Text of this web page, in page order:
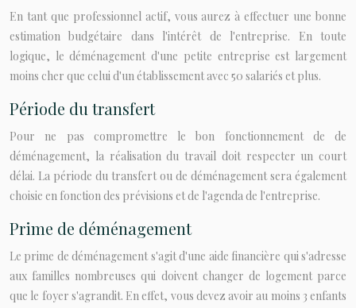
En tant que professionnel actif, vous aurez à effectuer une bonne
estimation budgétaire dans l'intérêt de l'entreprise. En toute
logique, le déménagement d'une petite entreprise est largement
moins cher que celui d'un établissement avec 50 salariés et plus.
Période du transfert
Pour ne pas compromettre le bon fonctionnement de de
déménagement, la réalisation du travail doit respecter un court
délai. La période du transfert ou de déménagement sera également
choisie en fonction des prévisions et de l'agenda de l'entreprise.
Prime de déménagement
Le prime de déménagement s'agit d'une aide financière qui s'adresse
aux familles nombreuses qui doivent changer de logement parce
que le foyer s'agrandit. En effet, vous devez avoir au moins 3 enfants